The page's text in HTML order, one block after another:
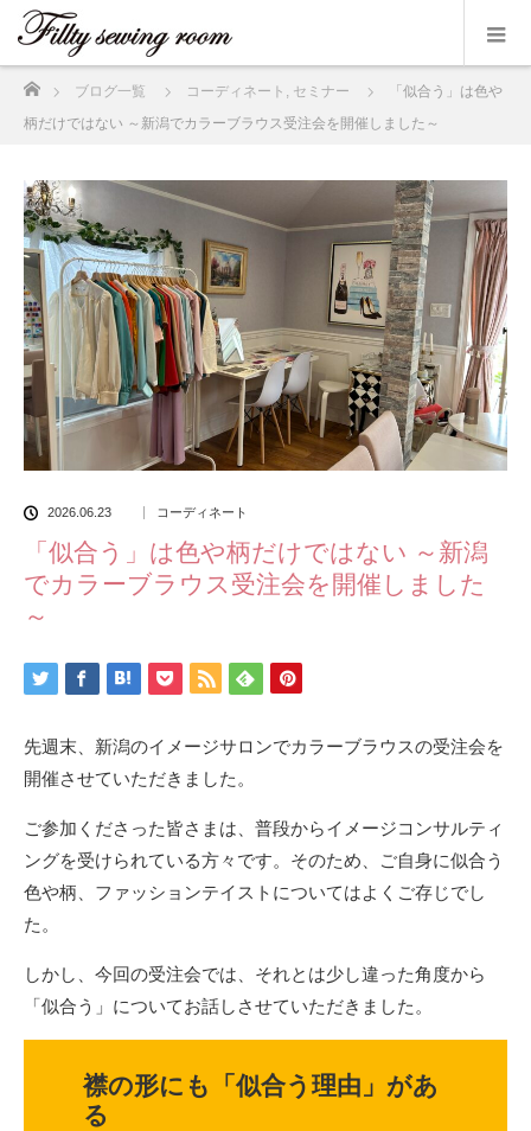
ブログ一覧 コーディネート , セミナー
「似合う」は色や
柄だけではない ～新潟でカラーブラウス受注会を開催しました～
2026.06.23 コーディネート
「似合う」は色や柄だけではない ～新潟
でカラーブラウス受注会を開催しました
～
先週末、新潟のイメージサロンでカラーブラウスの受注会を
開催させていただきました。
ご参加くださった皆さまは、普段からイメージコンサルティ
ングを受けられている方々です。そのため、ご自身に似合う
色や柄、ファッションテイストについてはよくご存じでし
た。
しかし、今回の受注会では、それとは少し違った角度から
「似合う」についてお話しさせていただきました。
襟の形にも「似合う理由」があ
る